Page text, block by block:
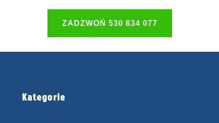
ZADZWOŃ 530 834 077
Kategorie